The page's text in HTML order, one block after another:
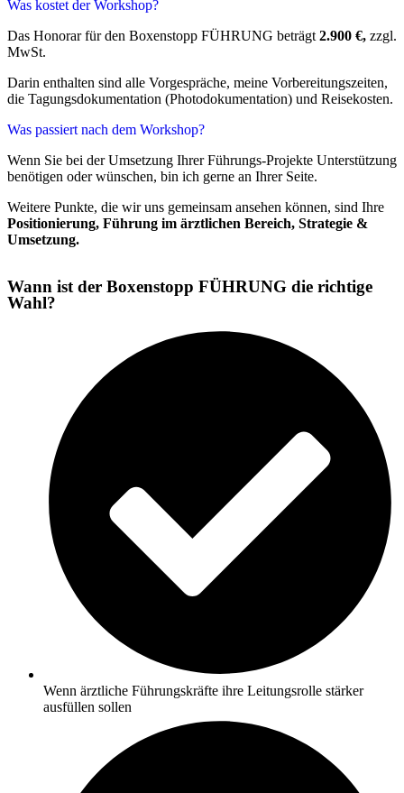
Was kostet der Workshop?
Das Honorar für den Boxenstopp FÜHRUNG beträgt 2.900 €, zzgl.
MwSt.
Darin enthalten sind alle Vorgespräche, meine Vorbereitungszeiten,
die Tagungsdokumentation (Photodokumentation) und Reisekosten.
Was passiert nach dem Workshop?
Wenn Sie bei der Umsetzung Ihrer Führungs-Projekte Unterstützung
benötigen oder wünschen, bin ich gerne an Ihrer Seite.
Weitere Punkte, die wir uns gemeinsam ansehen können, sind Ihre
Positionierung, Führung im ärztlichen Bereich, Strategie &
Umsetzung.
Wann ist der Boxenstopp FÜHRUNG die richtige
Wahl?
Wenn ärztliche Führungskräfte ihre Leitungsrolle stärker
ausfüllen sollen